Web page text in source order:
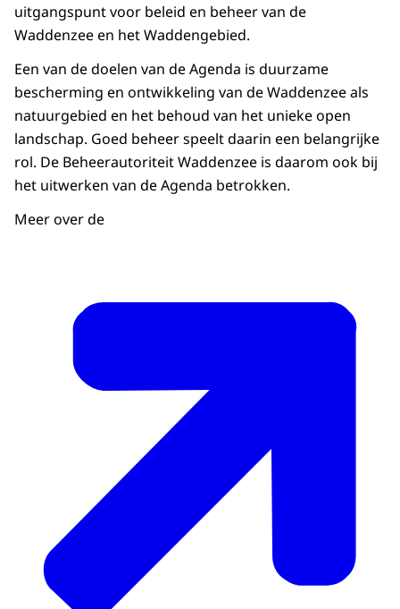
kwetsbare ecosysteem, maar tegelijk ook
voor de mensen die rond de Waddenzee
wonen en werken. Het is de belangrijkste
opdracht voor de nieuwe governance van
het Waddengebied.
De nieuwe Agenda voor het Waddengebied
2050 dient daarbij als basis. Deze agenda
wil de komende dertig jaar een veilig, vitaal
en veerkrachtig Waddengebied realiseren.
* De economie op een duurzame manier te
laten excelleren;
* Het gebied voor de inwoners optimaal
leefbaar te houden;
* En natuur en landschap zo robuust te
maken, om nieuwe ontwikkelingen als
zeespiegelstijging goed op te vangen.
INFOGRAPHIC: De nieuwe governance
speelt een cruciale rol om dat voor elkaar te
krijgen. De governance bestaat uit drie
onderdelen die onderling nauw met elkaar
samenwerken en elkaar aanvullen.
uitgangspunt voor beleid en beheer van de
Waddenzee en het Waddengebied.
Een van de doelen van de Agenda is duurzame
bescherming en ontwikkeling van de Waddenzee als
natuurgebied en het behoud van het unieke open
landschap. Goed beheer speelt daarin een belangrijke
rol. De Beheerautoriteit Waddenzee is daarom ook bij
het uitwerken van de Agenda betrokken.
Meer over de